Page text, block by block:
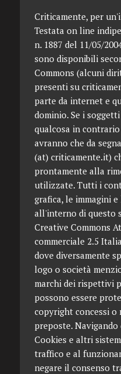
Criticamente, per
Testata on line
n. 1887 del 11/05/
sono disponibili
Commons (alcuni
presenti su
parte da internet e
dominio. Se i
qualcosa in
avranno che da
(at) criticamente.it)
prontamente alla
utilizzate. Tutti i
grafica, le immagini
all'interno di questo
Creative Commons
commerciale 2.5
dove diversamente
logo o società
marchi dei rispettivi
possono essere
copyright concessi
preposte.
Cookies e altri
traffico e al
negare il consenso